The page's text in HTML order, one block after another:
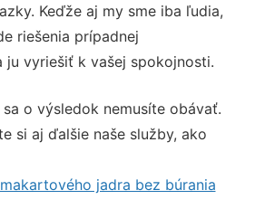
Keďže aj my sme iba ľudia,
riešenia prípadnej
ju vyriešiť k vašej spokojnosti.
sa o výsledok nemusíte obávať.
si aj ďalšie naše služby, ako
jadra bez búrania